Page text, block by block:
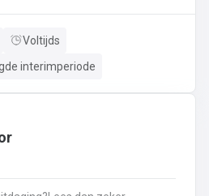
werkt samen met
Voltijds
interimperiode